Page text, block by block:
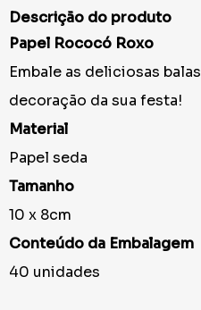
Descrição do produto
Papel Rococó Roxo
Embale as deliciosas
decoração da sua festa!
Material
Papel seda
Tamanho
10 x 8cm
Conteúdo da Embalagem
40 unidades